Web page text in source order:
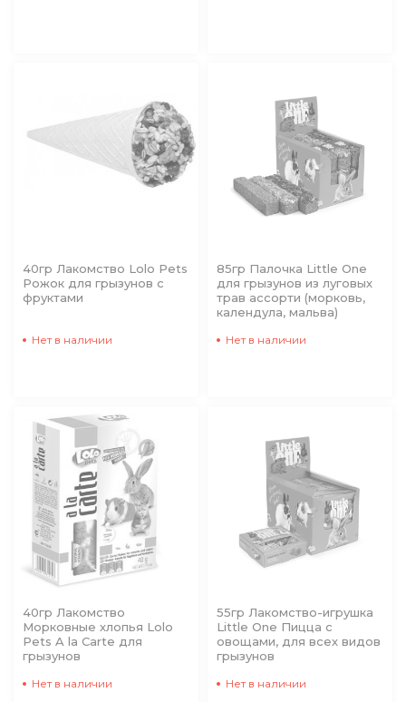
40гр Лакомство Lolo Pets
Рожок для грызунов с
фруктами
Нет в наличии
85гр Палочка Little One
для грызунов из луговых
трав ассорти (морковь,
календула, мальва)
Нет в наличии
40гр Лакомство
Морковные хлопья Lolo
Pets A la Carte для
грызунов
Нет в наличии
55гр Лакомство-игрушка
Little One Пицца с
овощами, для всех видов
грызунов
Нет в наличии